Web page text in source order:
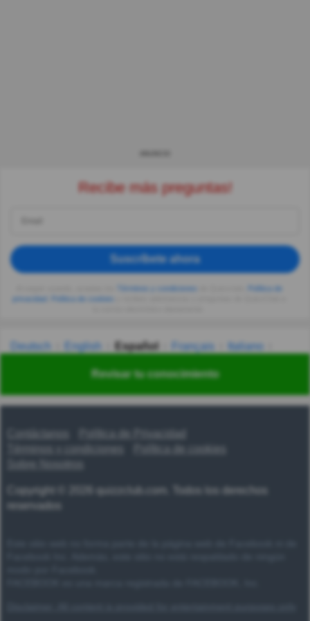
Revisar tu conocimiento
Recibe más preguntas!
Suscríbete ahora
Deutsch English Español Français
Italiano
Українська हिन्दी 한국어 汉语
Contáctanos
Política de Privacidad
Términos y condiciones
Copyright © 2026 quizzclub.com. Todos los derechos
reservados